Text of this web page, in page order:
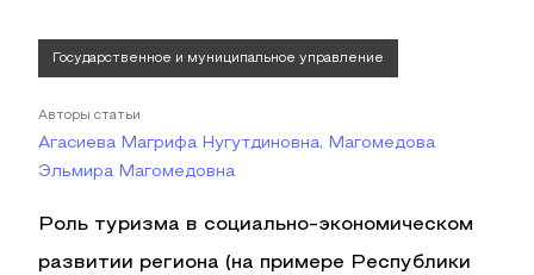
Государственное и муниципальное управление
Авторы статьи
Агасиева Магрифа Нугутдиновна, Магомедова
Эльмира Магомедовна
Роль туризма в социально-экономическом
развитии региона (на примере Республики